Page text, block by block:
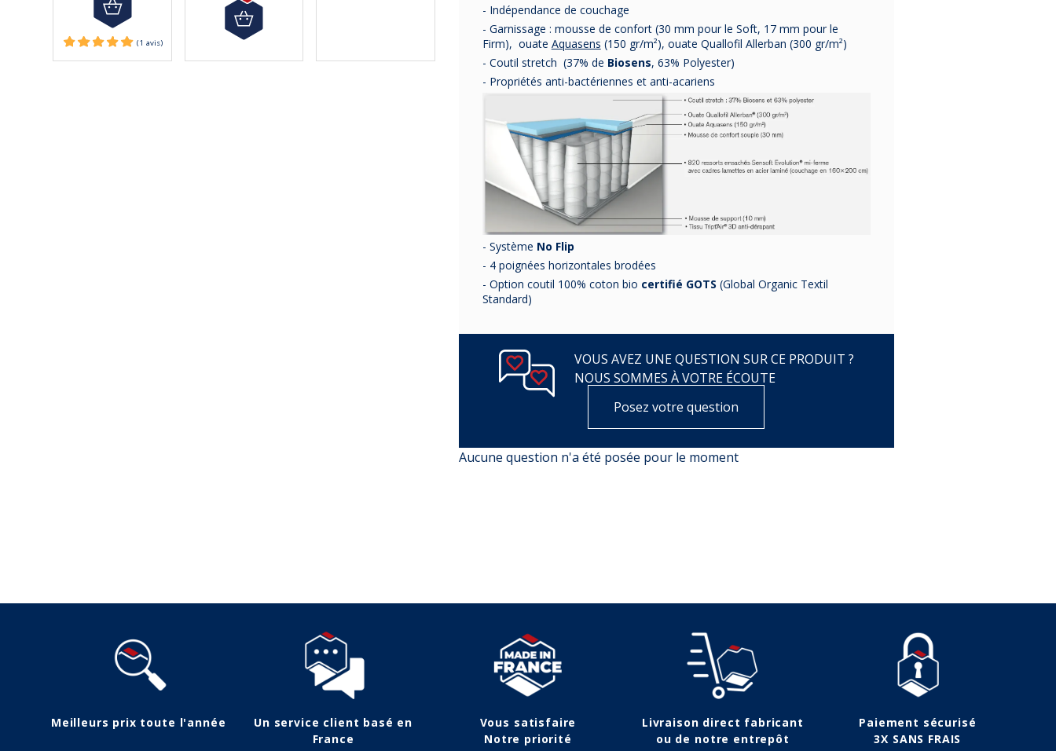
(1 avis)
- Indépendance de couchage
- Garnissage : mousse de confort (30 mm pour le Soft, 17 mm pour le
Firm), ouate Aquasens (150 gr/m²), ouate Quallofil Allerban (300 gr/m²)
- Coutil stretch (37% de Biosens, 63% Polyester)
- Propriétés anti-bactériennes et anti-acariens
- Système No Flip
- 4 poignées horizontales brodées
- Option coutil 100% coton bio certifié GOTS (Global Organic Textil
Standard)
VOUS AVEZ UNE QUESTION SUR CE PRODUIT ?
NOUS SOMMES À VOTRE ÉCOUTE
Posez votre question
Aucune question n'a été posée pour le moment
Meilleurs prix toute l'année
Un service client basé en
France
Vous satisfaire
Notre priorité
Livraison direct fabricant
ou de notre entrepôt
Paiement sécurisé
3X SANS FRAIS